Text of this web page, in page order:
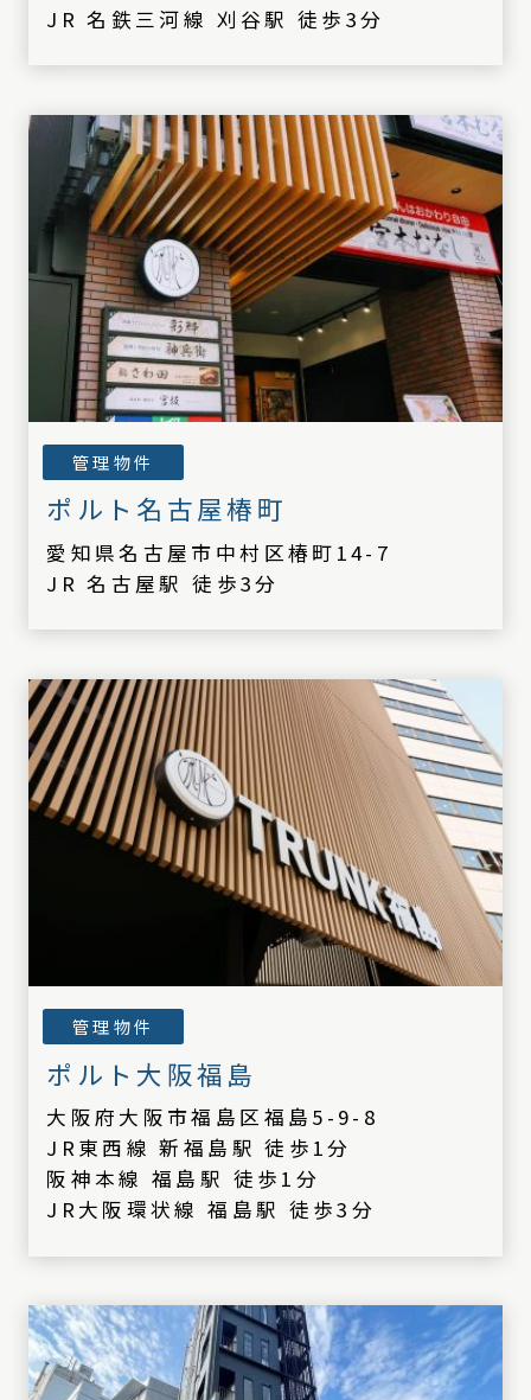
JR 名鉄三河線 刈谷駅 徒歩3分
管理物件
ポルト名古屋椿町
愛知県名古屋市中村区椿町14-7
JR 名古屋駅 徒歩3分
管理物件
ポルト大阪福島
大阪府大阪市福島区福島5-9-8
JR東西線 新福島駅 徒歩1分
阪神本線 福島駅 徒歩1分
JR大阪環状線 福島駅 徒歩3分